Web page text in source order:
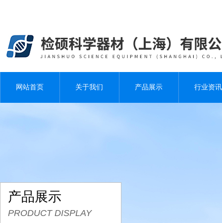
网站首页 关于我们 产品展示 行业资讯
产品展示
PRODUCT DISPLAY